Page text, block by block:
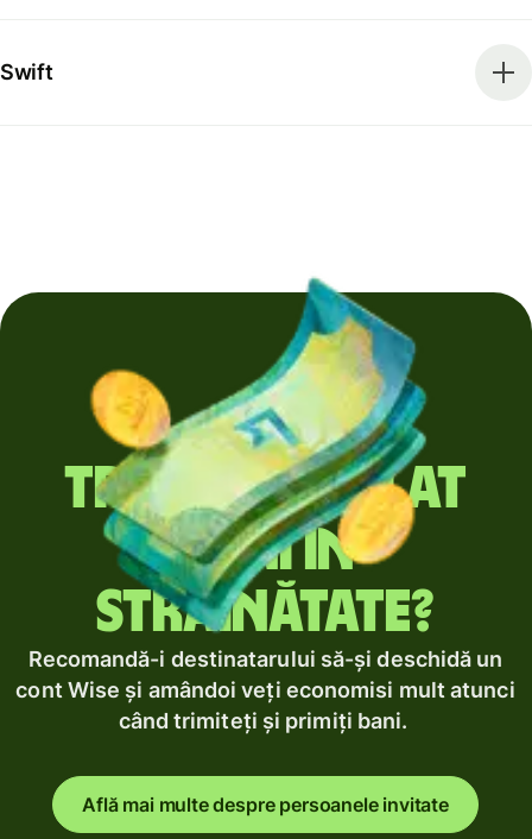
Swift
Trimiți regulat
bani în
străinătate?
Recomandă-i destinatarului să-și deschidă un
cont Wise și amândoi veți economisi mult atunci
când trimiteți și primiți bani.
Află mai multe despre persoanele invitate